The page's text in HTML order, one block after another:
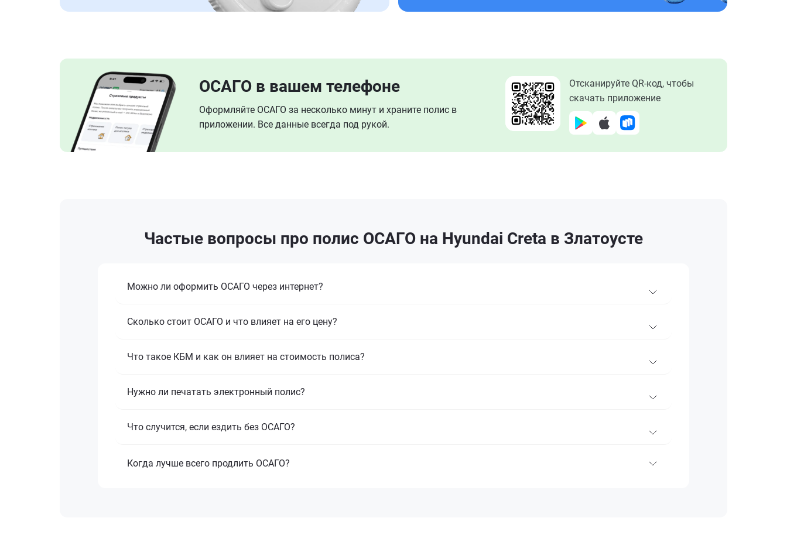
ОСАГО в вашем телефоне
Оформляйте ОСАГО за несколько минут и храните полис в
приложении. Все данные всегда под рукой.
Отсканируйте QR-код, чтобы
скачать приложение
Частые вопросы про полис ОСАГО на Hyundai Creta в Златоусте
Можно ли оформить ОСАГО через интернет?
Сколько стоит ОСАГО и что влияет на его цену?
Что такое КБМ и как он влияет на стоимость полиса?
Нужно ли печатать электронный полис?
Что случится, если ездить без ОСАГО?
Когда лучше всего продлить ОСАГО?